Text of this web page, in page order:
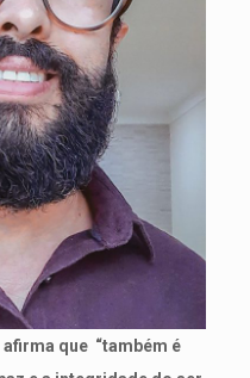
afirma que “também é